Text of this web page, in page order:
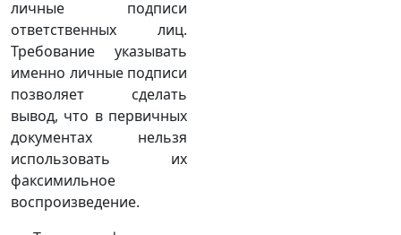
личные подписи
ответственных лиц.
Требование указывать
именно личные подписи
позволяет сделать
вывод, что в первичных
документах нельзя
использовать их
факсимильное
воспроизведение.